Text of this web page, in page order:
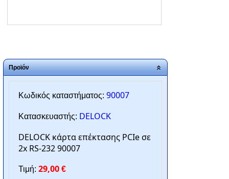
Προϊόν
Κωδικός καταστήματος: 90007
Κατασκευαστής: DELOCK
DELOCK κάρτα επέκτασης PCIe σε
2x RS-232 90007
Τιμή: 29,00 €